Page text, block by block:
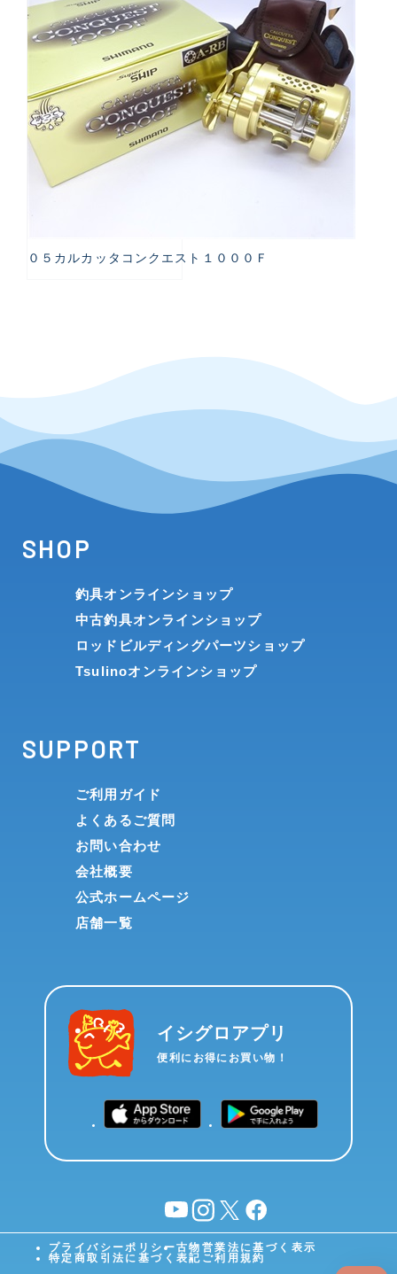
０５カルカッタコンクエスト１０００Ｆ
SHOP
釣具オンラインショップ
中古釣具オンラインショップ
ロッドビルディングパーツショップ
Tsulinoオンラインショップ
SUPPORT
ご利用ガイド
よくあるご質問
お問い合わせ
会社概要
公式ホームページ
店舗一覧
イシグロアプリ
便利にお得にお買い物！
YouTubeinstagram
X facebook
プライバシーポリシー古物営業法に基づく表示
特定商取引法に基づく表記 ご利用規約